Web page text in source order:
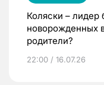
Коляски – лидер
новорожденных
родители?
22:00 / 16.07.26